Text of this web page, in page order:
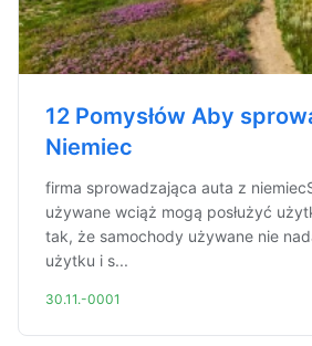
12 Pomysłów Aby
Niemiec
firma sprowadzająca auta z
używane wciąż mogą posłużyć
tak, że samochody używane nie
użytku i s...
30.11.-0001